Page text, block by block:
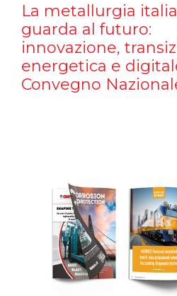
La metallurgia
guarda al futuro:
innovazione,
energetica e
Convegno